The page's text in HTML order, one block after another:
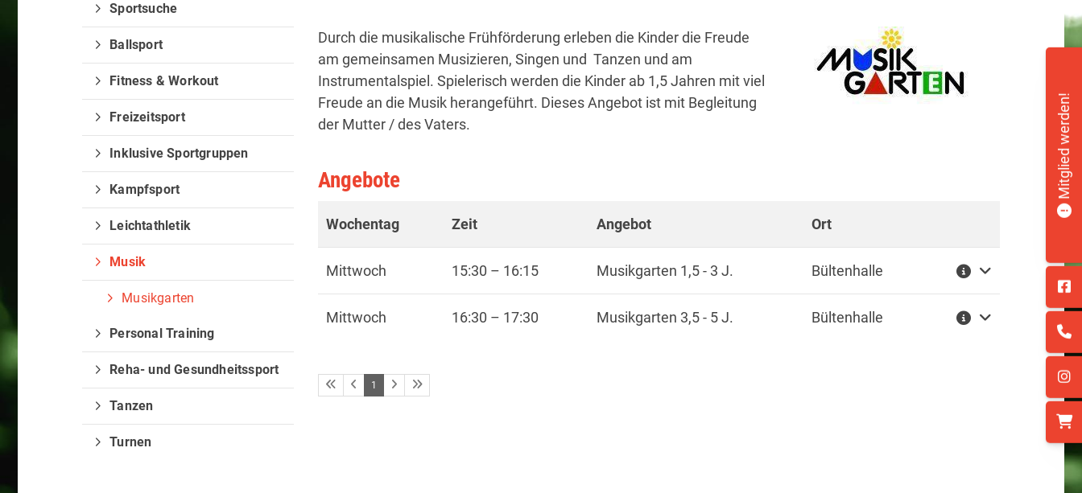
Durch die musikalische Frühförderung erleben die Kinder die Freude
am gemeinsamen Musizieren, Singen und Tanzen und am
Instrumentalspiel. Spielerisch werden die Kinder ab 1,5 Jahren mit viel
Freude an die Musik herangeführt. Dieses Angebot ist mit Begleitung
der Mutter / des Vaters.
Angebote
Wochentag Zeit Angebot
Ort
Weitere Informationen
Mittwoch
15:30 – 16:15 Musikgarten 1,5 - 3 J. Bültenhalle
Mittwoch 16:30 – 17:30 Musikgarten 3,5 - 5 J. Bültenhalle
1
Sportsuche
Ballsport
Fitness & Workout
Freizeitsport
Inklusive Sportgruppen
Kampfsport
Leichtathletik
Musik
Musikgarten
Personal Training
Reha- und Gesundheitssport
Tanzen
Turnen
Mitglied werden!